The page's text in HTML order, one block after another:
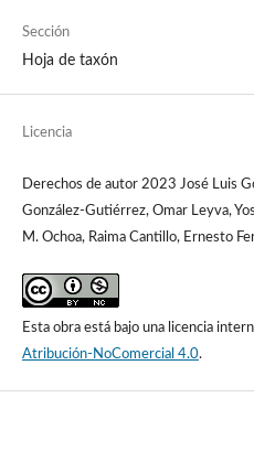
Sección
Hoja de taxón
Licencia
Derechos de autor 2023 José Luis
González-Gutiérrez, Omar Leyva,
M. Ochoa, Raima Cantillo, Ernesto
Esta obra está bajo una licencia
Atribución-NoComercial 4.0.